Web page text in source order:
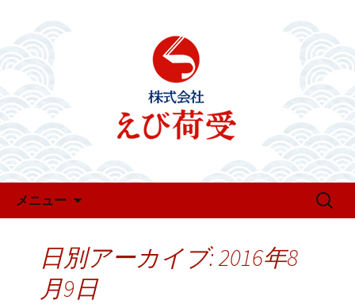
えび荷受のお知らせ
メニュー
検
日別アーカイブ: 2016年8
月9日